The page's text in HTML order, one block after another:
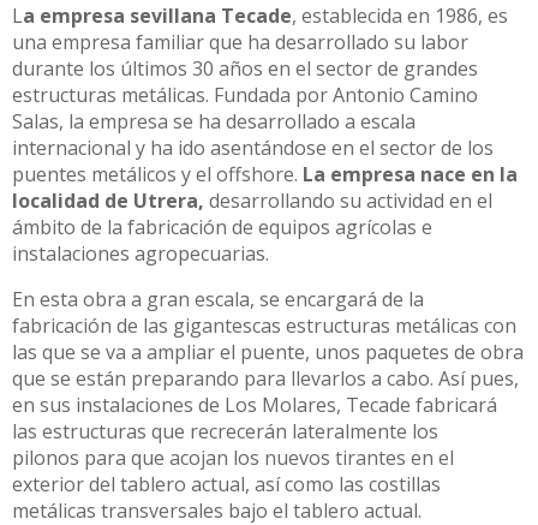
La empresa sevillana Tecade, establecida en 1986, es
una empresa familiar que ha desarrollado su labor
durante los últimos 30 años en el sector de grandes
estructuras metálicas. Fundada por Antonio Camino
Salas, la empresa se ha desarrollado a escala
internacional y ha ido asentándose en el sector de los
puentes metálicos y el offshore. La empresa nace en la
localidad de Utrera, desarrollando su actividad en el
ámbito de la fabricación de equipos agrícolas e
instalaciones agropecuarias.
En esta obra a gran escala, se encargará de la
fabricación de las gigantescas estructuras metálicas con
las que se va a ampliar el puente, unos paquetes de obra
que se están preparando para llevarlos a cabo. Así pues,
en sus instalaciones de Los Molares, Tecade fabricará
las estructuras que recrecerán lateralmente los
pilonos para que acojan los nuevos tirantes en el
exterior del tablero actual, así como las costillas
metálicas transversales bajo el tablero actual.